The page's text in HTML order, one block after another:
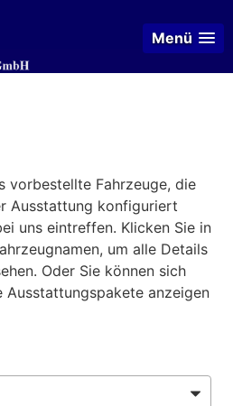
Menü
vorbestellte Fahrzeuge, die
Ausstattung konfiguriert
uns eintreffen. Klicken Sie in
um alle Details
Oder Sie können sich
anzeigen